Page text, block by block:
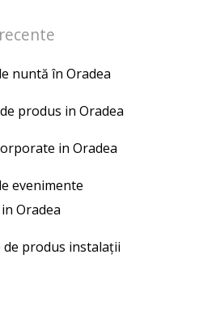
nuntă în Oradea
produs in Oradea
in Oradea
evenimente
Oradea
de produs instalații